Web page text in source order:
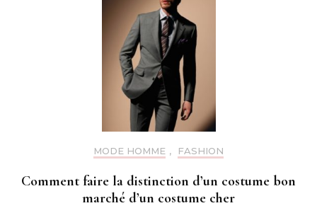
MODE HOMME , FASHION
Comment faire la distinction d’un costume bon
marché d’un costume cher